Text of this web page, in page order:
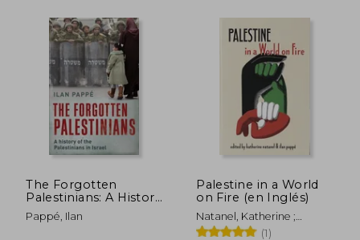
55%
dcto. S/ 86,72
55%
dcto.
The Forgotten
Palestinians: A History
of the Palestinians in
Israel
Pappé, Ilan
Palestine in a World
on Fire (en Inglés)
Natanel, Katherine ;
Pappé, Ilan
(1)